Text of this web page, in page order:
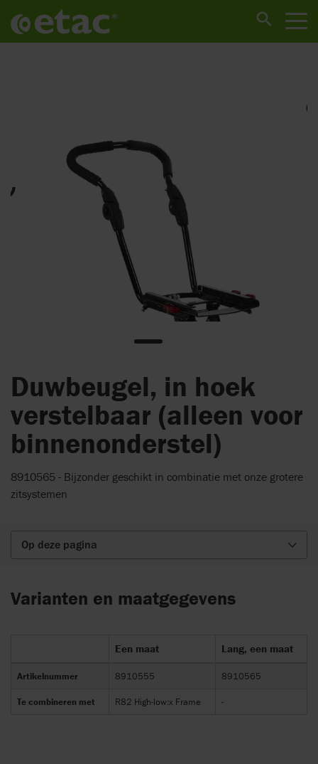
Duwbeugel, in hoek
verstelbaar (alleen voor
binnenonderstel)
8910565 - Bijzonder geschikt in combinatie met onze grotere
zitsystemen
Op deze pagina
Varianten en maatgegevens
Een maat Lang, een maat
Artikelnummer 8910555 8910565
Te combineren met R82 High-low:x Frame -